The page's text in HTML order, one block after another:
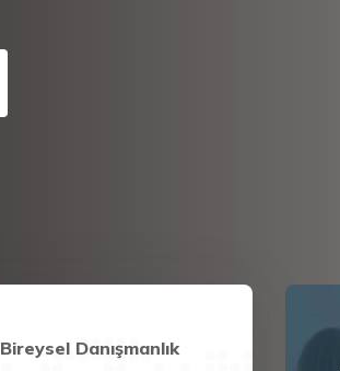
Bireysel Danışmanlık